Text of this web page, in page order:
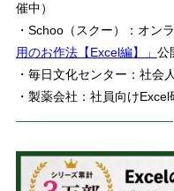
催中）
・Schoo（スクー）：オン
用のお作法【Excel編】」 公
・毎日文化センター：社会
・製薬会社：社員向けExcel